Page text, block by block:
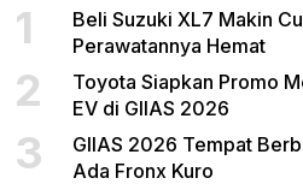
1
Beli Suzuki XL7 Makin
Perawatannya Hemat
2
Toyota Siapkan Promo
EV di GIIAS 2026
3
GIIAS 2026 Tempat
Ada Fronx Kuro